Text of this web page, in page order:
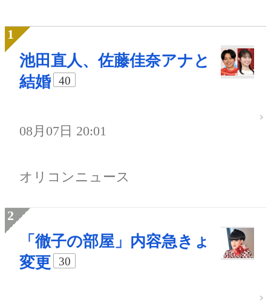
池田直人、佐藤佳奈アナと
結婚
40
08月07日 20:01
オリコンニュース
「徹子の部屋」内容急きょ
変更
30